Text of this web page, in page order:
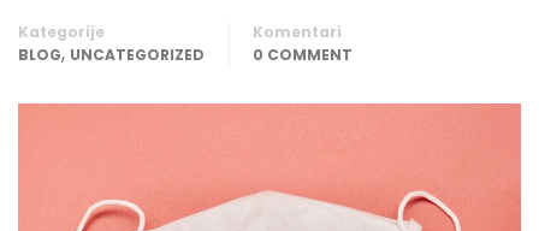
Kategorije
BLOG, UNCATEGORIZED
Komentari
0 COMMENT